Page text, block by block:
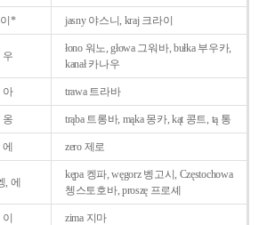
이* jasny 야스니, kraj 크라이
우
łono 워노, głowa 그워바, bułka 부우카,
kanał 카나우
아 trawa 트라바
옹 trąba 트롱바, mąka 몽카, kąt 콩트, tą 통
에 zero 제로
, 에
kępa 켕파, węgorz 벵고시, Częstochowa
쳉스토호바, proszę 프로셰
이 zima 지마